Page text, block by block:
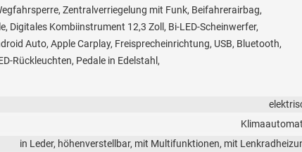
Zentralverriegelung mit Funk, Beifahrerairbag,
Kombiinstrument 12,3 Zoll, Bi-LED-Scheinwerfer,
Auto, Apple Carplay, Freisprecheinrichtung, USB, Bluetooth,
Rückleuchten, Pedale in Edelstahl,
in Leder, höhenverstellbar, mit Multifunktionen, mit